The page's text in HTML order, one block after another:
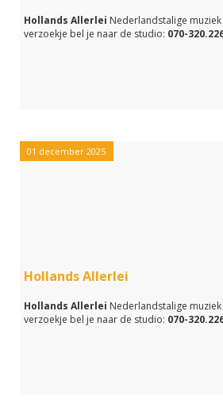
Hollands Allerlei Nederlandstalige
verzoekje bel je naar de studio: 070-
01 december 2025
Hollands Allerlei
Hollands Allerlei Nederlandstalige
verzoekje bel je naar de studio: 070-